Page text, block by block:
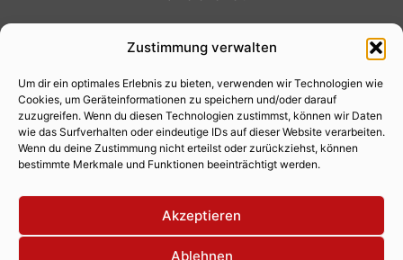
Zustimmung verwalten
Um dir ein optimales Erlebnis zu bieten, verwenden wir Technologien wie
Cookies, um Geräteinformationen zu speichern und/oder darauf
zuzugreifen. Wenn du diesen Technologien zustimmst, können wir Daten
wie das Surfverhalten oder eindeutige IDs auf dieser Website verarbeiten.
Wenn du deine Zustimmung nicht erteilst oder zurückziehst, können
bestimmte Merkmale und Funktionen beeinträchtigt werden.
Akzeptieren
Ablehnen
Fotoservice
Videoservice
Werbung
Contenterstellung
Lokalnachrichten
Lokalfernsehen